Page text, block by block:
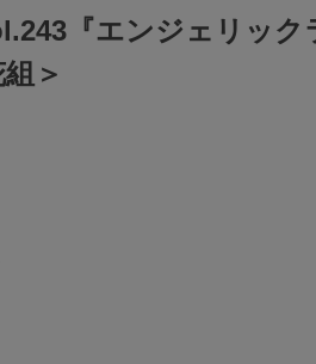
『エンジェリック
＞